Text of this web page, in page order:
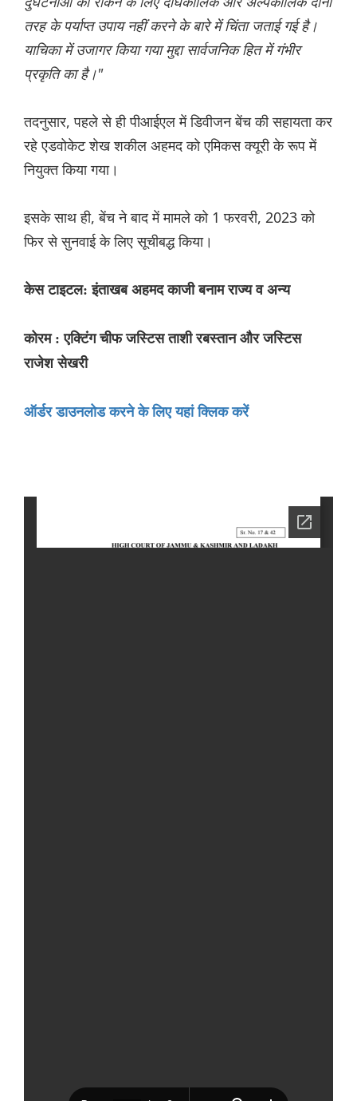
तरह के पर्याप्त उपाय नहीं करने के बारे में चिंता जताई गई है।
याचिका में उजागर किया गया मुद्दा सार्वजनिक हित में गंभीर
प्रकृति का है।"
तदनुसार, पहले से ही पीआईएल में डिवीजन बेंच की सहायता कर
रहे एडवोकेट शेख शकील अहमद को एमिकस क्यूरी के रूप में
नियुक्त किया गया।
इसके साथ ही, बेंच ने बाद में मामले को 1 फरवरी, 2023 को
फिर से सुनवाई के लिए सूचीबद्ध किया।
केस टाइटल: इंताखब अहमद काजी बनाम राज्य व अन्य
कोरम : एक्टिंग चीफ जस्टिस ताशी रबस्तान और जस्टिस
राजेश सेखरी
ऑर्डर डाउनलोड करने के लिए यहां क्लिक करें